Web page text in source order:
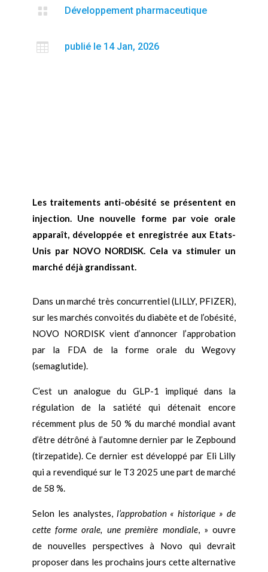
 Développement pharmaceutique
 publié le 14 Jan, 2026
Les traitements anti-obésité se présentent en
injection. Une nouvelle forme par voie orale
apparaît, développée et enregistrée aux Etats-
Unis par NOVO NORDISK. Cela va stimuler un
marché déjà grandissant.
Dans un marché très concurrentiel (LILLY, PFIZER),
sur les marchés convoités du diabète et de l’obésité,
NOVO NORDISK vient d’annoncer l’approbation
par la FDA de la forme orale du Wegovy
(semaglutide).
C’est un analogue du GLP-1 impliqué dans la
régulation de la satiété qui détenait encore
récemment plus de 50 % du marché mondial avant
d’être détrôné à l’automne dernier par le Zepbound
(tirzepatide). Ce dernier est développé par Eli Lilly
qui a revendiqué sur le T3 2025 une part de marché
de 58 %.
Selon les analystes, l’approbation « historique » de
cette forme orale, une première mondiale, » ouvre
de nouvelles perspectives à Novo qui devrait
proposer dans les prochains jours cette alternative